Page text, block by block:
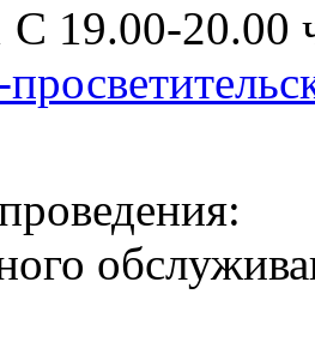
С 19.00-20.00